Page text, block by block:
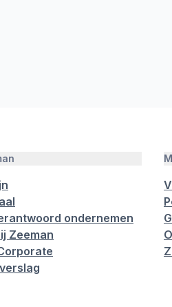
ondernemen
Zeeman